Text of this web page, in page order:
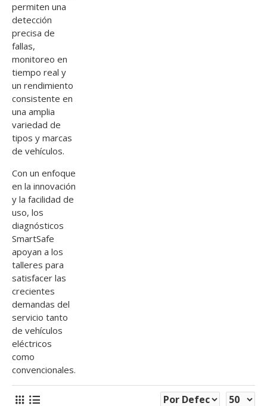
permiten una
detección
precisa de
fallas,
monitoreo en
tiempo real y
un rendimiento
consistente en
una amplia
variedad de
tipos y marcas
de vehículos.
Con un enfoque
en la innovación
y la facilidad de
uso, los
diagnósticos
SmartSafe
apoyan a los
talleres para
satisfacer las
crecientes
demandas del
servicio tanto
de vehículos
eléctricos
como
convencionales.